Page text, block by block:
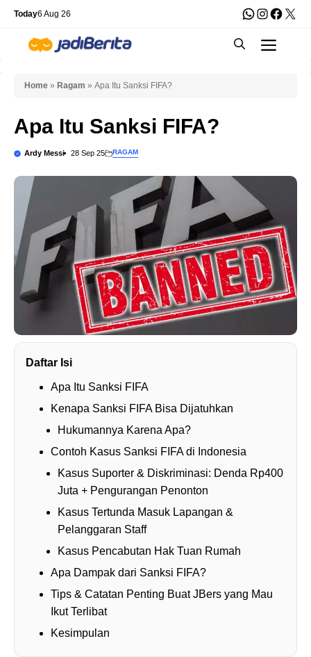
Skip
content
Today6 Aug 26 WhatsApp
X
Home » Ragam » Apa Itu Sanksi FIFA?
Apa Itu Sanksi FIFA?
Ardy Messi 28 Sep 25 RAGAM
Daftar Isi
Apa Itu Sanksi FIFA
Kenapa Sanksi FIFA Bisa Dijatuhkan
Hukumannya Karena Apa?
Contoh Kasus Sanksi FIFA di Indonesia
Kasus Suporter & Diskriminasi: Denda Rp400
Juta + Pengurangan Penonton
Kasus Tertunda Masuk Lapangan &
Pelanggaran Staff
Kasus Pencabutan Hak Tuan Rumah
Apa Dampak dari Sanksi FIFA?
Tips & Catatan Penting Buat JBers yang Mau
Ikut Terlibat
Kesimpulan